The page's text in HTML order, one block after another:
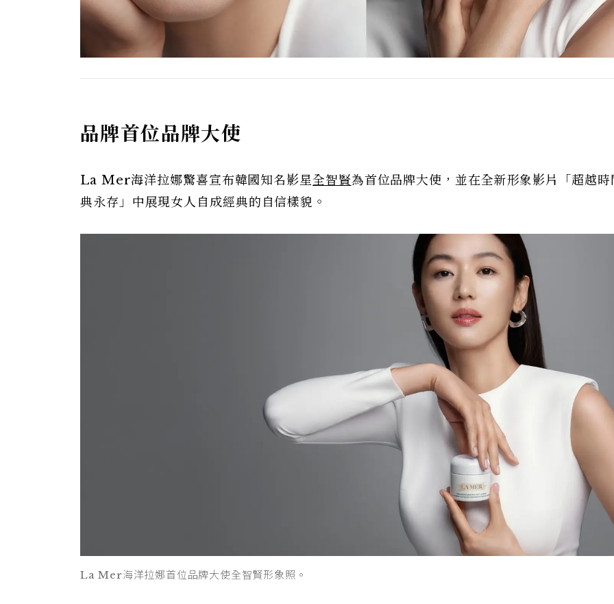
品牌首位品牌大使
La Mer海洋拉娜驚喜宣布韓國知名影星全智賢為首位品牌大使，並在全新形象影片「超越時
典永存」中展現女人自成經典的自信樣貌。
La Mer海洋拉娜首位品牌大使全智賢形象照。